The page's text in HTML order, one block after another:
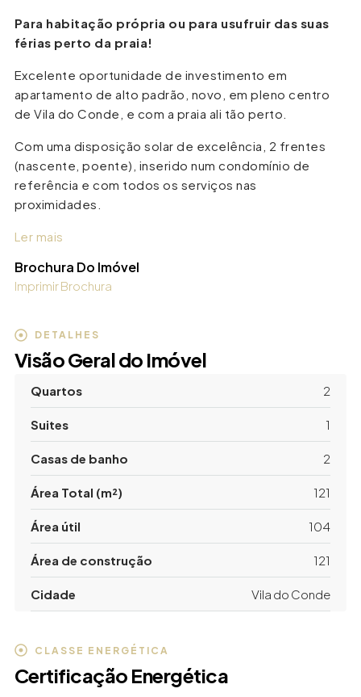
Para habitação própria ou para usufruir das suas
férias perto da praia!
Excelente oportunidade de investimento em
apartamento de alto padrão, novo, em pleno centro
de Vila do Conde, e com a praia ali tão perto.
Com uma disposição solar de excelência, 2 frentes
(nascente, poente), inserido num condomínio de
referência e com todos os serviços nas
proximidades.
Ler mais
Brochura Do Imóvel
Imprimir Brochura
DETALHES
Visão Geral do Imóvel
Quartos 2
Suites 1
Casas de banho 2
Área Total (m²) 121
Área útil 104
Área de construção 121
Cidade Vila do Conde
CLASSE ENERGÉTICA
Certificação Energética